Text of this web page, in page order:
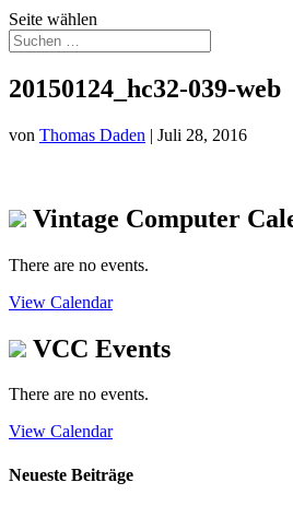
Seite wählen
20150124_hc32-039-web
von Thomas Daden | Juli 28, 2016
Vintage Computer
There are no events.
View Calendar
VCC Events
There are no events.
View Calendar
Neueste Beiträge